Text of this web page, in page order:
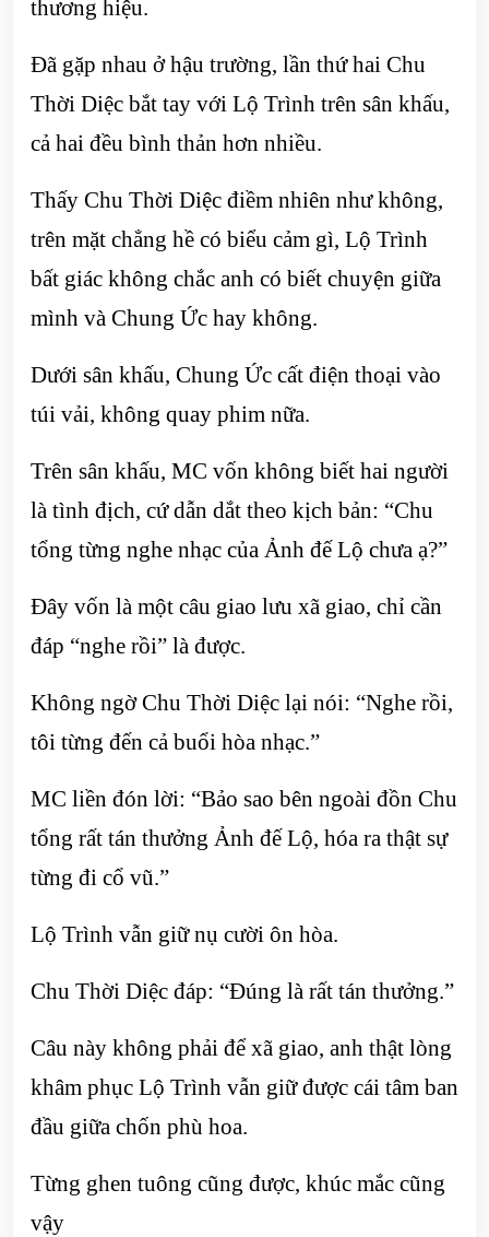
thương hiệu.
Đã gặp nhau ở hậu trường, lần thứ hai Chu
Thời Diệc bắt tay với Lộ Trình trên sân khấu,
cả hai đều bình thản hơn nhiều.
Thấy Chu Thời Diệc điềm nhiên như không,
trên mặt chẳng hề có biểu cảm gì, Lộ Trình
bất giác không chắc anh có biết chuyện giữa
mình và Chung Ức hay không.
Dưới sân khấu, Chung Ức cất điện thoại vào
túi vải, không quay phim nữa.
Trên sân khấu, MC vốn không biết hai người
là tình địch, cứ dẫn dắt theo kịch bản: “Chu
tổng từng nghe nhạc của Ảnh đế Lộ chưa ạ?”
Đây vốn là một câu giao lưu xã giao, chỉ cần
đáp “nghe rồi” là được.
Không ngờ Chu Thời Diệc lại nói: “Nghe rồi,
tôi từng đến cả buổi hòa nhạc.”
MC liền đón lời: “Bảo sao bên ngoài đồn Chu
tổng rất tán thưởng Ảnh đế Lộ, hóa ra thật sự
từng đi cổ vũ.”
Lộ Trình vẫn giữ nụ cười ôn hòa.
Chu Thời Diệc đáp: “Đúng là rất tán thưởng.”
Câu này không phải để xã giao, anh thật lòng
khâm phục Lộ Trình vẫn giữ được cái tâm ban
đầu giữa chốn phù hoa.
Từng ghen tuông cũng được, khúc mắc cũng
vậy